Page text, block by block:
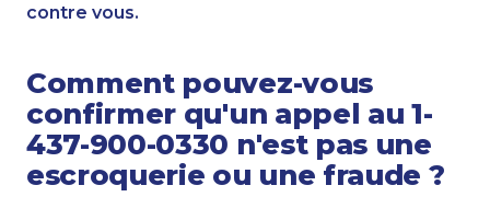
contre vous.
Comment pouvez-vous
confirmer qu'un appel au 1-
437-900-0330 n'est pas une
escroquerie ou une fraude ?